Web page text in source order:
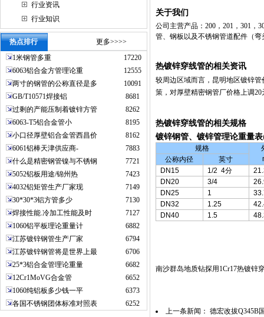
行业资讯
行业知识
热点排行
更多>>>>
1米钢管多重
17220
6063铝合金方管理论重
12555
两寸的钢管的公称直径是多
10091
GB/T10571焊接铝
8681
过剩的产能压制着镀锌方管
8262
6063-T5铝合金管小
8195
小口径厚壁铝合金管西昌价
8162
6061铝棒天津供应商-
7883
什么是精密钢管镍与不锈钢
7721
5052铝板用途/锦州热
7423
4032铝矩管生产厂家现
7149
30*30*3铝方管多少
7130
焊接性能.冷加工性能及时
7127
1060铝平板理论重量计
6882
江苏镀锌钢管生产厂家
6794
江苏镀锌钢管将是世界上最
6706
25*3铝合金管理论重量
6682
12Cr1MoVG合金管
6652
1060纯铝板多少钱一平
6373
各国不锈钢团体标准对照表
6252
关于我们
公司主营产品：200，201，301，
管、钢板以及不锈钢管道配件（
热镀锌穿线管的相关资讯
较周边区域而言，昆明地区镀锌管
策，对厚壁精密钢管厂价格上调
热镀锌穿线管的相关规格
镀锌钢管、镀锌管理论重量表
规格
公称内径
英寸
DN15
1/2 4分
DN20
3/4
DN25
1
DN32
1.25
DN40
1.5
南沙群岛地质钻探用1Cr17热镀锌
上一条新闻： 德宏改拔Q345B